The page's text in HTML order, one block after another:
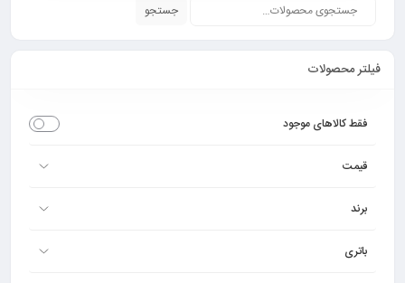
جستجو
فیلتر محصولات
فقط کالاهای موجود
قیمت
برند
باتری